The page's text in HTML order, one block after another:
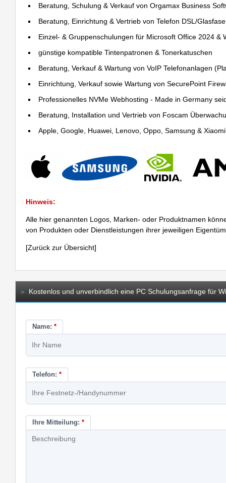
Beratung, Schulung & Verkauf von Orgamax Business
Beratung, Einrichtung & Vertrieb von Telefon DSL/
Einzel- & Gruppenschulungen für Microsoft Office 2024 &
günstige kompatible Tintenpatronen & Tonerkatuschen
Beratung, Verkauf & Wartung von VoIP Telefonanlagen
Einrichtung, Verkauf sowie Wartung von SecurePoint
Professionelles NVMe Webhosting - Made in Germany
Beratung, Installation und Vertrieb von Foscam
Apple, Google, Huawei, Lenovo, Oppo, Samsung &
Hinweis:
Alle hier genannten Logos, Marken- oder Produktnamen
von Produkten oder Dienstleistungen ihrer jeweiligen
[Zurück zur Übersicht]
» Kostenlos und unverbindlich eine PC Schulungsanfrage für
Name: *
Telefon: *
Ihre Mitteilung: *